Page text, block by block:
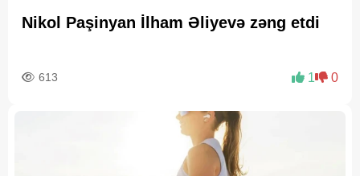
Nikol Paşinyan İlham Əliyevə zəng etdi
613 1 0